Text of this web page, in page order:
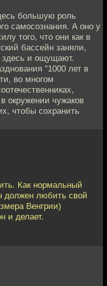
большую роль
самосознания. А оно у
того, что они как в
бассейн заняли,
здесь и ощущают.
"1000 лет в
во многом
окружении чужаков
чтобы сохранить
Как нормальный
должен любить свой
Венгрии)
и делает.